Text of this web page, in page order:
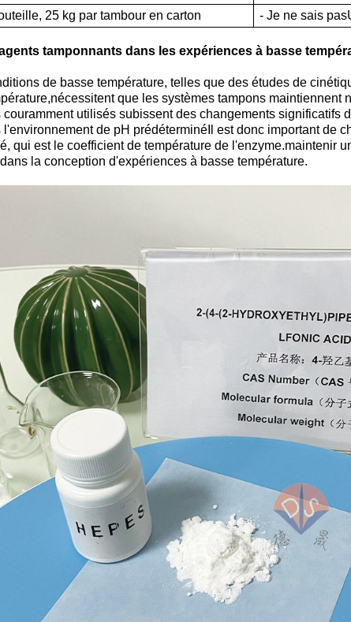
25 kg par tambour en carton - Je ne sais pas
tamponnants dans les expériences à basse
de basse température, telles que des études de
que les systèmes tampons maintiennent
utilisés subissent des changements significatifs
de pH prédéterminéIl est donc important de
qui est le coefficient de température de l'enzyme.maintenir
la conception d'expériences à basse température.